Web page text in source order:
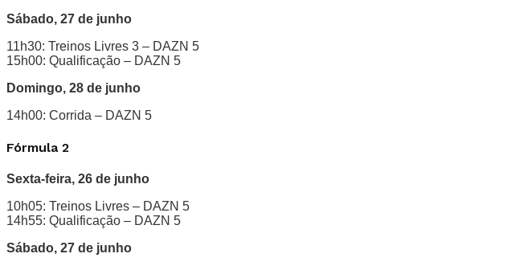
Sábado, 27 de junho
11h30: Treinos Livres 3 – DAZN 5
15h00: Qualificação – DAZN 5
Domingo, 28 de junho
14h00: Corrida – DAZN 5
Fórmula 2
Sexta-feira, 26 de junho
10h05: Treinos Livres – DAZN 5
14h55: Qualificação – DAZN 5
Sábado, 27 de junho